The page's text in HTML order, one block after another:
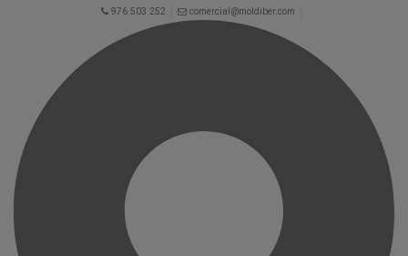
976 503 252 comercial@moldiber.com